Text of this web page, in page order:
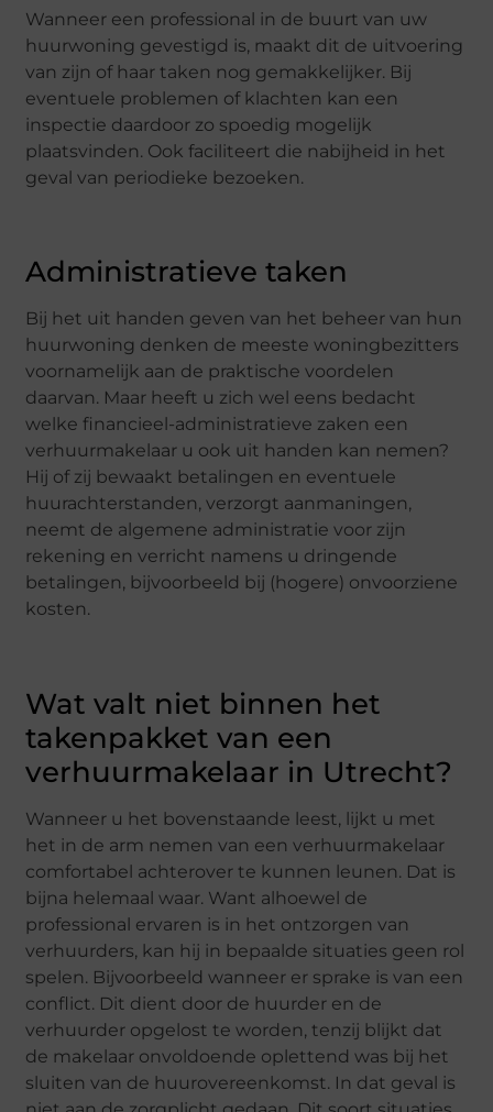
Wanneer een professional in de buurt van uw
huurwoning gevestigd is, maakt dit de uitvoering
van zijn of haar taken nog gemakkelijker. Bij
eventuele problemen of klachten kan een
inspectie daardoor zo spoedig mogelijk
plaatsvinden. Ook faciliteert die nabijheid in het
geval van periodieke bezoeken.
Administratieve taken
Bij het uit handen geven van het beheer van hun
huurwoning denken de meeste woningbezitters
voornamelijk aan de praktische voordelen
daarvan. Maar heeft u zich wel eens bedacht
welke financieel-administratieve zaken een
verhuurmakelaar u ook uit handen kan nemen?
Hij of zij bewaakt betalingen en eventuele
huurachterstanden, verzorgt aanmaningen,
neemt de algemene administratie voor zijn
rekening en verricht namens u dringende
betalingen, bijvoorbeeld bij (hogere) onvoorziene
kosten.
Wat valt niet binnen het
takenpakket van een
verhuurmakelaar in Utrecht?
Wanneer u het bovenstaande leest, lijkt u met
het in de arm nemen van een verhuurmakelaar
comfortabel achterover te kunnen leunen. Dat is
bijna helemaal waar. Want alhoewel de
professional ervaren is in het ontzorgen van
verhuurders, kan hij in bepaalde situaties geen rol
spelen. Bijvoorbeeld wanneer er sprake is van een
conflict. Dit dient door de huurder en de
verhuurder opgelost te worden, tenzij blijkt dat
de makelaar onvoldoende oplettend was bij het
sluiten van de huurovereenkomst. In dat geval is